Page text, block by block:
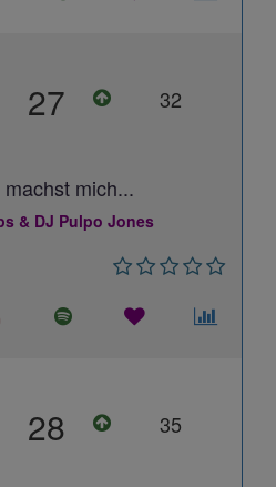
27 32
mich...
& DJ Pulpo Jones
28 35